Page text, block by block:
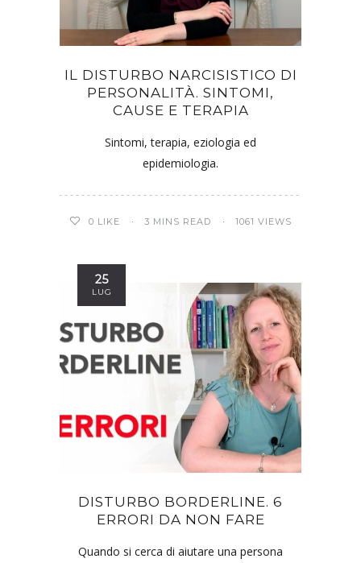
IL DISTURBO NARCISISTICO DI
PERSONALITÀ. SINTOMI,
CAUSE E TERAPIA
Sintomi, terapia, eziologia ed
epidemiologia.
0 LIKE 3 MINS READ 1061 VIEWS
25
LUG
DISTURBO BORDERLINE. 6
ERRORI DA NON FARE
Quando si cerca di aiutare una persona